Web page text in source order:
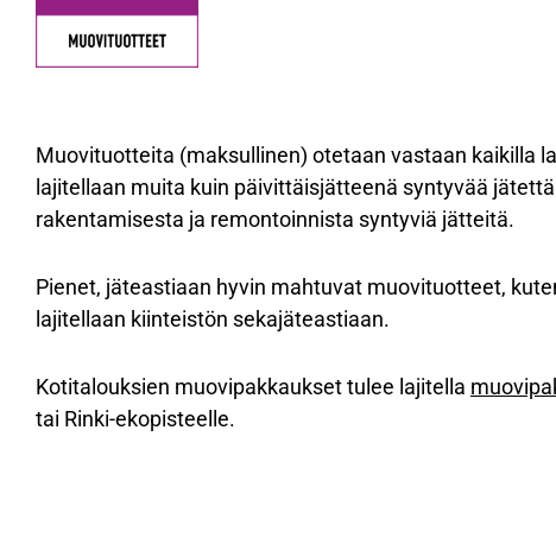
Muovituotteita (maksullinen) otetaan vastaan kaikilla
lajitellaan muita kuin päivittäisjätteenä syntyvää
rakentamisesta ja remontoinnista syntyviä jätteitä.
Pienet, jäteastiaan hyvin mahtuvat muovituotteet,
lajitellaan kiinteistön sekajäteastiaan.
Kotitalouksien muovipakkaukset tulee lajitella
tai Rinki-ekopisteelle.